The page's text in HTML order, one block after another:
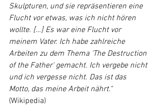
Skulpturen, und sie repräsentieren eine
Flucht vor etwas, was ich nicht hören
wollte. […] Es war eine Flucht vor
meinem Vater. Ich habe zahlreiche
Arbeiten zu dem Thema 'The Destruction
of the Father' gemacht. Ich vergebe nicht
und ich vergesse nicht. Das ist das
Motto, das meine Arbeit nährt.“
(Wikipedia)